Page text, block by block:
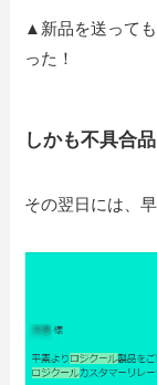
▲新品を送って
った！
しかも不具合
その翌日には、